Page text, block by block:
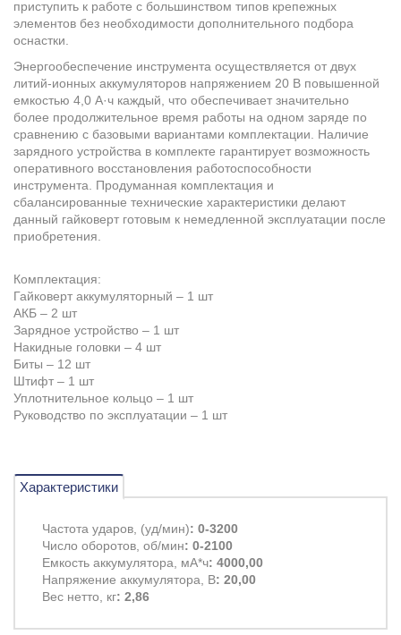
приступить к работе с большинством типов крепежных
элементов без необходимости дополнительного подбора
оснастки.
Энергообеспечение инструмента осуществляется от двух
литий-ионных аккумуляторов напряжением 20 В повышенной
емкостью 4,0 А·ч каждый, что обеспечивает значительно
более продолжительное время работы на одном заряде по
сравнению с базовыми вариантами комплектации. Наличие
зарядного устройства в комплекте гарантирует возможность
оперативного восстановления работоспособности
инструмента. Продуманная комплектация и
сбалансированные технические характеристики делают
данный гайковерт готовым к немедленной эксплуатации после
приобретения.
Комплектация:
Гайковерт аккумуляторный – 1 шт
АКБ – 2 шт
Зарядное устройство – 1 шт
Накидные головки – 4 шт
Биты – 12 шт
Штифт – 1 шт
Уплотнительное кольцо – 1 шт
Руководство по эксплуатации – 1 шт
Характеристики
Частота ударов, (уд/мин): 0-3200
Число оборотов, об/мин: 0-2100
Емкость аккумулятора, мА*ч: 4000,00
Напряжение аккумулятора, В: 20,00
Вес нетто, кг: 2,86